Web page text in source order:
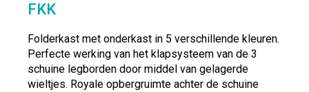
FKK
Folderkast met onderkast in 5 verschillende kleuren.
Perfecte werking van het klapsysteem van de 3
schuine legborden door middel van gelagerde
wieltjes. Royale opbergruimte achter de schuine